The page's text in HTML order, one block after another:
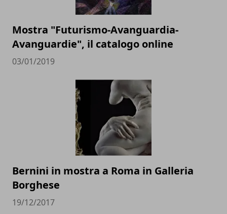
Mostra "Futurismo-Avanguardia-
Avanguardie", il catalogo online
03/01/2019
Bernini in mostra a Roma in Galleria
Borghese
19/12/2017